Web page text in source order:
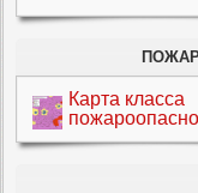
Карта класса